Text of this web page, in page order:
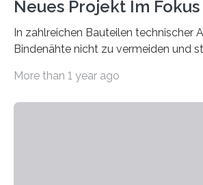
Neues Projekt Im Fokus
In zahlreichen Bauteilen technischer
Bindenähte nicht zu vermeiden und
Matrixmaterials eine große
More than 1 year ago